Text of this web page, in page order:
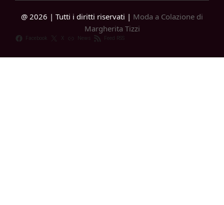
@ 2026 | Tutti i diritti riservati | Moda a Colazione di
Margherita Tizzi
Facebook X News Feed RSS